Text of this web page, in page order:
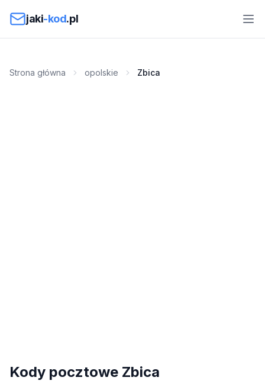
jaki-kod.pl
Strona główna opolskie Zbica
Kody pocztowe Zbica